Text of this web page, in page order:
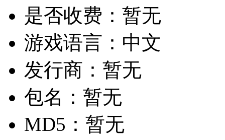
是否收费： 暂无
游戏语言： 中文
发行商： 暂无
包名： 暂无
MD5： 暂无